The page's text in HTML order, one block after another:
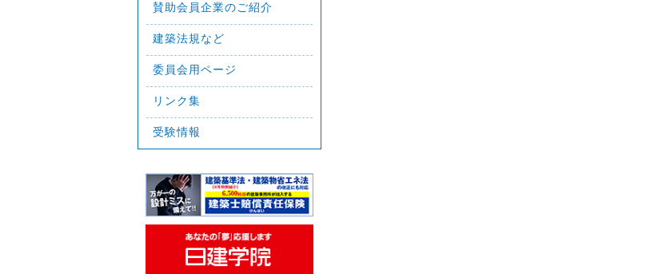
賛助会員企業のご紹介
建築法規など
委員会用ページ
リンク集
受験情報